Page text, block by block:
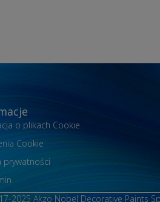
o plikach Cookie
Cookie
prywatności
2025 Akzo Nobel Decorative Paints